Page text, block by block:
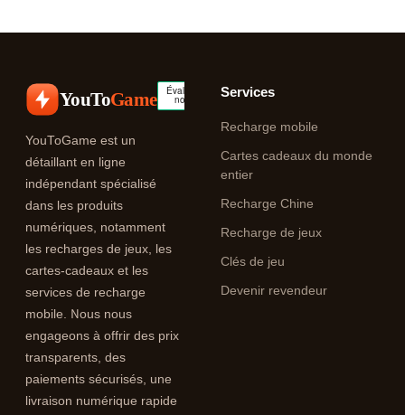
YouToGame
YouToGame est un
détaillant en ligne
indépendant spécialisé
dans les produits
numériques, notamment
les recharges de jeux, les
cartes-cadeaux et les
services de recharge
mobile. Nous nous
engageons à offrir des prix
transparents, des
paiements sécurisés, une
livraison numérique rapide
Services
Recharge mobile
Cartes cadeaux du monde
entier
Recharge Chine
Recharge de jeux
Clés de jeu
Devenir revendeur